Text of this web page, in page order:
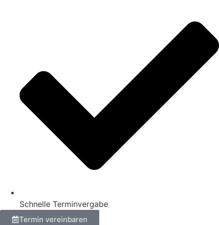
Schnelle Terminvergabe
Termin vereinbaren